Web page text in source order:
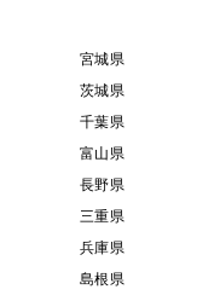
宮城県
茨城県
千葉県
富山県
長野県
三重県
兵庫県
島根県